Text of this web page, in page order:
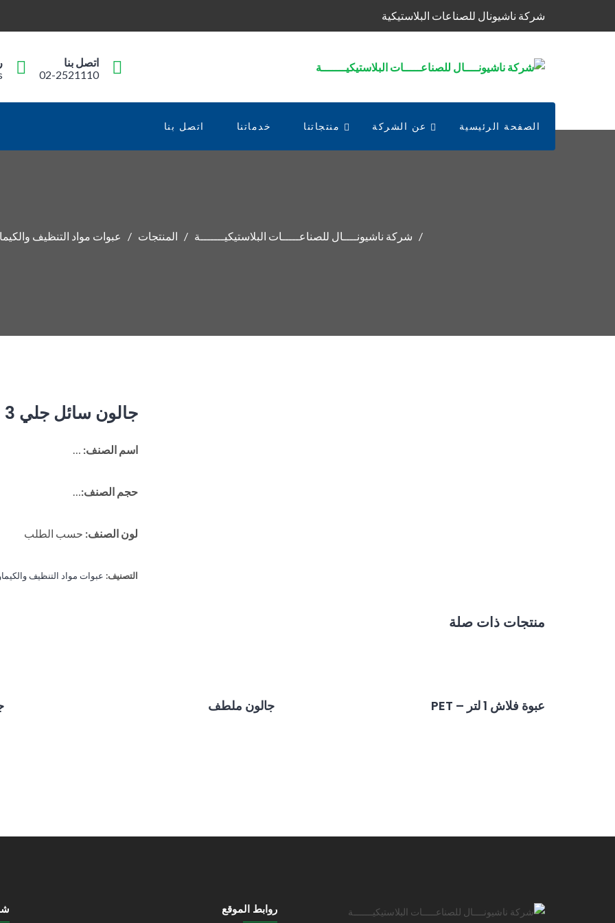
شركة ناشيونال للصناعات البلاستيكية
اتصل بنا
02-2521110
الصفحة الرئيسية عن الشركة منتجاتنا خدماتنا اتصل بنا
شركة ناشيونــــال للصناعـــــات البلاستيكيـــــــة المنتجات عبوات مواد التنظيف
جالون سائل جلي 3 لتر
اسم الصنف: …
حجم الصنف:…
لون الصنف: حسب الطلب
التصنيف: عبوات مواد التنظيف
منتجات ذات صلة
عبوة فلاش 1 لتر – PET جالون ملطف
روابط الموقع